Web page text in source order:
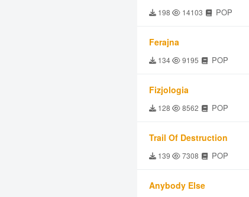
198 14103 POP
Ferajna
134 9195 POP
Fizjologia
128 8562 POP
Trail Of Destruction
139 7308 POP
Anybody Else